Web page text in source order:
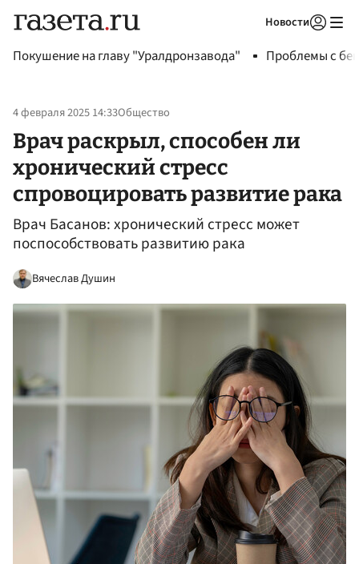
Новости
Покушение на главу "Уралдронзавода" Проблемы с
4 февраля 2025 14:33Общество
Врач раскрыл, способен ли
хронический стресс
спровоцировать развитие рака
Врач Басанов: хронический стресс может
поспособствовать развитию рака
Вячеслав Душин